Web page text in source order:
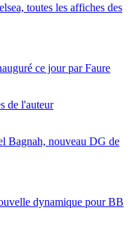
toutes les affiches des
ce jour par Faure
de l'auteur
Bagnah, nouveau DG de
dynamique pour BB